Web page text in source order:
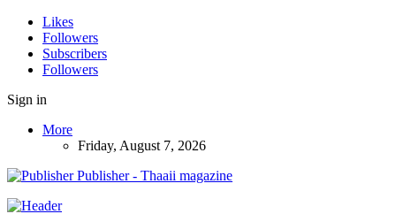
Likes
Followers
Subscribers
Followers
Sign in
More
Friday, August 7, 2026
Publisher - Thaaii magazine